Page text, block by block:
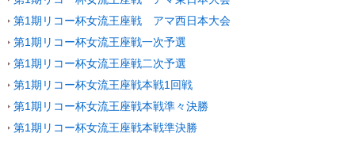
第1期リコー杯女流王座戦 アマ西日本大会
第1期リコー杯女流王座戦一次予選
第1期リコー杯女流王座戦二次予選
第1期リコー杯女流王座戦本戦1回戦
第1期リコー杯女流王座戦本戦準々決勝
第1期リコー杯女流王座戦本戦準決勝